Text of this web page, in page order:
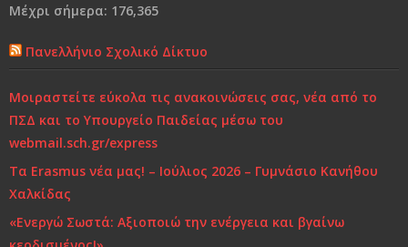
Χρόνια Πολλά...
Ελένη Γλύκατζη Αρβελέρ: Η Παιδεία είναι το μόνο
αντίδοτο στην κρίση και ξεκινά από το σπίτι
Τι και πώς να μαθαίνουμε
Μέχρι σήμερα: 176,365
Πανελλήνιο Σχολικό Δίκτυο
Μοιραστείτε εύκολα τις ανακοινώσεις σας, νέα από το
ΠΣΔ και το Υπουργείο Παιδείας μέσω του
webmail.sch.gr/express
Τα Erasmus νέα μας! – Ιούλιος 2026 – Γυμνάσιο Κανήθου
Χαλκίδας
«Ενεργώ Σωστά: Αξιοποιώ την ενέργεια και βγαίνω